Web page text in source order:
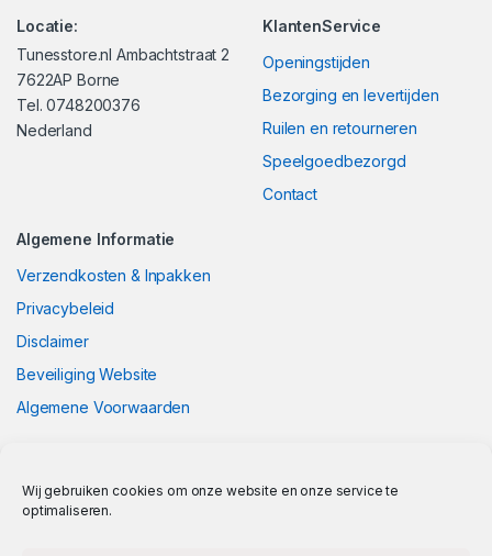
Wij gebruiken cookies om onze website en onze service te
optimaliseren.
Locatie:
Tunesstore.nl Ambachtstraat 2
7622AP Borne
Tel. 0748200376
Nederland
KlantenService
Openingstijden
Bezorging en levertijden
Ruilen en retourneren
Speelgoedbezorgd
Contact
Algemene Informatie
Verzendkosten & Inpakken
Privacybeleid
Disclaimer
Beveiliging Website
Algemene Voorwaarden